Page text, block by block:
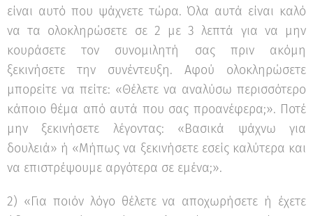
είναι αυτό που ψάχνετε τώρα. Όλα αυτά είναι καλό
να τα ολοκληρώσετε σε 2 με 3 λεπτά για να μην
κουράσετε τον συνομιλητή σας πριν ακόμη
ξεκινήσετε την συνέντευξη. Αφού ολοκληρώσετε
μπορείτε να πείτε: «Θέλετε να αναλύσω περισσότερο
κάποιο θέμα από αυτά που σας προανέφερα;». Ποτέ
μην ξεκινήσετε λέγοντας: «Βασικά ψάχνω για
δουλειά» ή «Μήπως να ξεκινήσετε εσείς καλύτερα και
να επιστρέψουμε αργότερα σε εμένα;».
2) «Για ποιόν λόγο θέλετε να αποχωρήσετε ή έχετε